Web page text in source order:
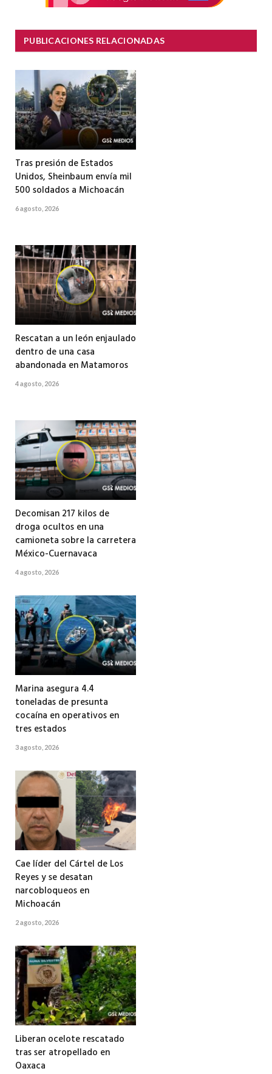
PUBLICACIONES RELACIONADAS
Tras presión de Estados
Unidos, Sheinbaum envía mil
500 soldados a Michoacán
6 agosto, 2026
Rescatan a un león enjaulado
dentro de una casa
abandonada en Matamoros
4 agosto, 2026
Decomisan 217 kilos de
droga ocultos en una
camioneta sobre la carretera
México-Cuernavaca
4 agosto, 2026
Marina asegura 4.4
toneladas de presunta
cocaína en operativos en
tres estados
3 agosto, 2026
Cae líder del Cártel de Los
Reyes y se desatan
narcobloqueos en
Michoacán
2 agosto, 2026
Liberan ocelote rescatado
tras ser atropellado en
Oaxaca